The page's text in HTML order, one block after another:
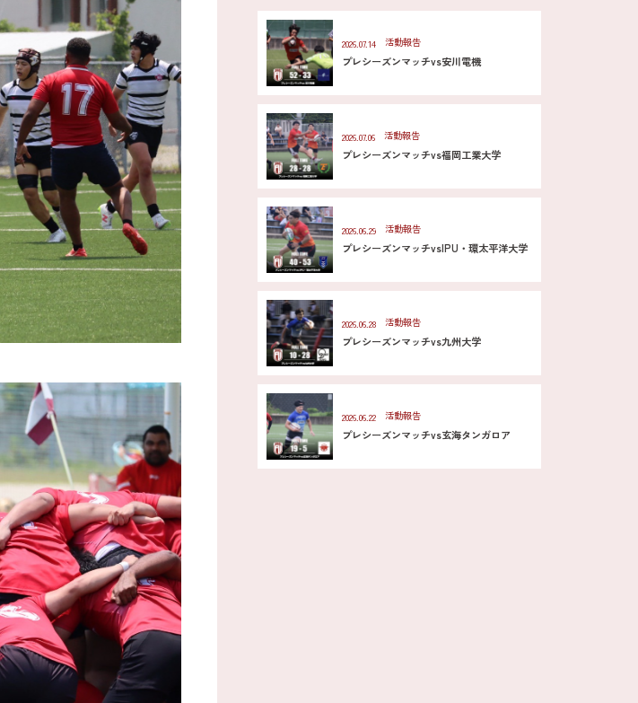
2026.07.14 活動報告
プレシーズンマッチvs安川電機
2026.07.06 活動報告
プレシーズンマッチvs福岡工業大学
2026.06.29 活動報告
プレシーズンマッチvsIPU・環太平洋大学
2026.06.28 活動報告
プレシーズンマッチvs九州大学
2026.06.22 活動報告
プレシーズンマッチvs玄海タンガロア